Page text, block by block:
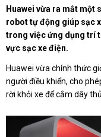
Huawei vừa ra mắt một
robot tự động giúp sạc
trong việc ứng dụng trí
vực sạc xe điện.
Huawei vừa chính thức
người điều khiển, cho
rời khỏi xe để cắm dây